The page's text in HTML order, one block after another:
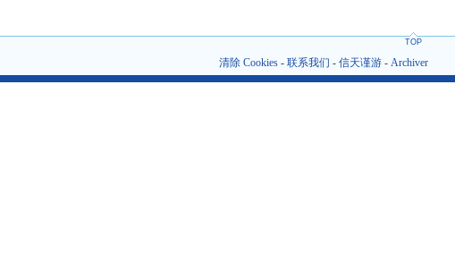
TOP
清除 Cookies - 联系我们 - 信天谨游 - Archiver